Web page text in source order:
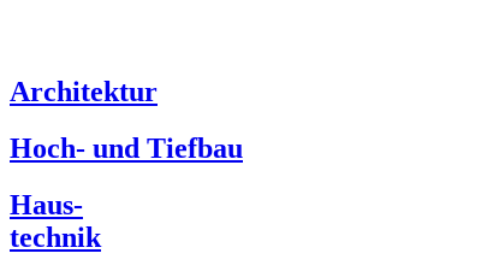
Architektur
Hoch- und Tiefbau
Haus-
technik